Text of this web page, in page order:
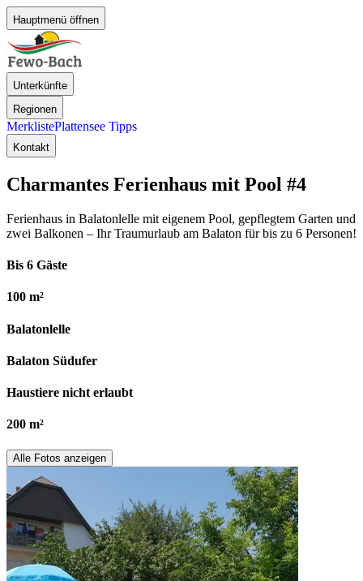
Hauptmenü öffnen
Unterkünfte
Regionen
MerklistePlattensee Tipps
Kontakt
Charmantes Ferienhaus mit Pool #4
Ferienhaus in Balatonlelle mit eigenem Pool, gepflegtem Garten und
zwei Balkonen – Ihr Traumurlaub am Balaton für bis zu 6 Personen!
Bis 6 Gäste
100 m²
Balatonlelle
Balaton Südufer
Haustiere nicht erlaubt
200 m²
Alle Fotos anzeigen